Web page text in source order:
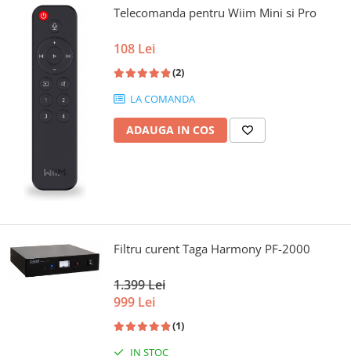
Telecomanda pentru Wiim Mini si Pro
108 Lei
(2)
LA COMANDA
ADAUGA IN COS
Filtru curent Taga Harmony PF-2000
1.399 Lei
999 Lei
(1)
IN STOC